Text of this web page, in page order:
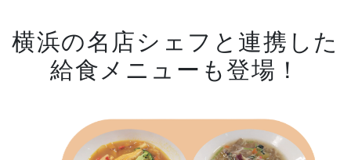
横浜の名店シェフと連携した
給食メニューも登場！